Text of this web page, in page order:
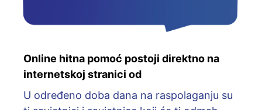
Online hitna pomoć postoji direktno na
internetskoj stranici od
U određeno doba dana na raspolaganju su